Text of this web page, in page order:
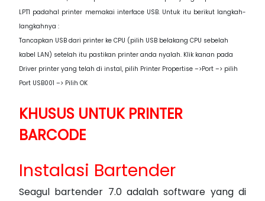
LPT1 padahal printer memakai interface USB. Untuk itu berikut langkah-
langkahnya :
Tancapkan USB dari printer ke CPU (pilih USB belakang CPU sebelah
kabel LAN) setelah itu pastikan printer anda nyalah. Klik kanan pada
Driver printer yang telah di instal, pilih Printer Propertise –>Port –> pilih
Port USB001 –> Pilih OK
KHUSUS UNTUK PRINTER
BARCODE
Instalasi Bartender
Seagul bartender 7.0 adalah software yang di